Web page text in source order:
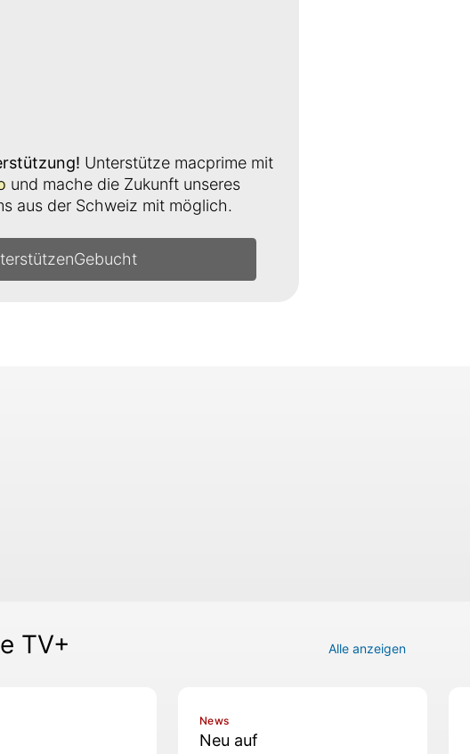
Unterstütze macprime mit
und mache die Zukunft unseres
aus der Schweiz mit möglich.
TV+ Alle anzeigen
News
Neu auf